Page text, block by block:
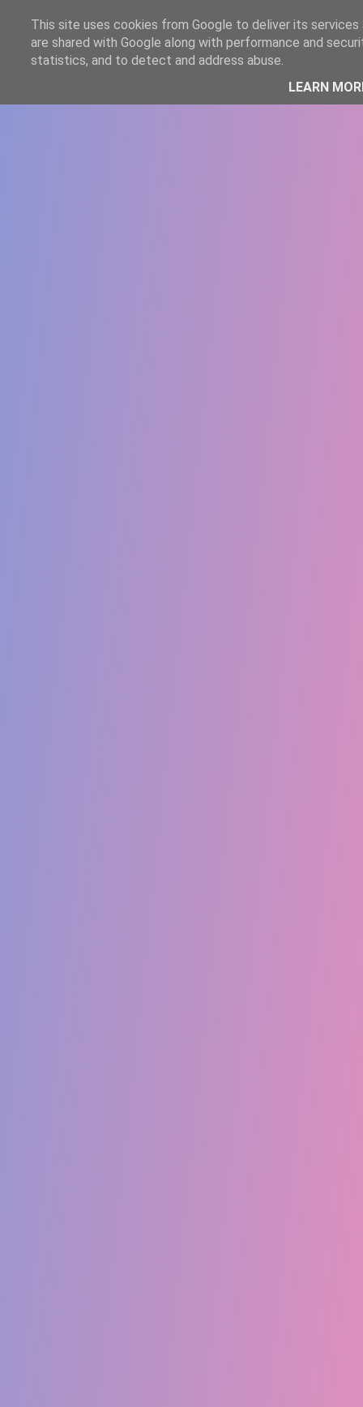
WWW.GAZISTI.RO
This site uses cookies from Google to deliver its
are shared with Google along with performance and
statistics, and to detect and address abuse.
LEARN